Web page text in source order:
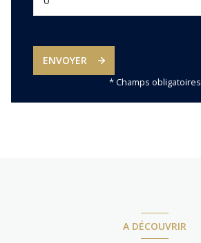
ENVOYER
* Champs obligatoires
A DÉCOUVRIR